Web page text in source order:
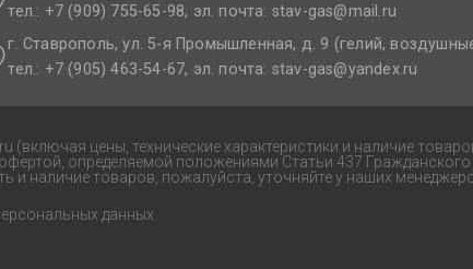
тел.: +7 (909) 755-65-98, эл. почта: stav-gas@mail.ru​
г. Ставрополь, ул. 5-я Промышленная, д. 9 (гелий,
тел.: +7 (905) 463-54-67, эл. почта: stav-gas@yandex.ru​
(включая цены, технические характеристики и наличие
определяемой положениями Статьи 437
и наличие товаров, пожалуйста, уточняйте у наших
данных